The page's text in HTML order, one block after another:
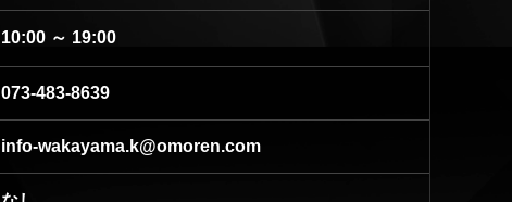
10:00 ～ 19:00
073-483-8639
info-wakayama.k@omoren.com